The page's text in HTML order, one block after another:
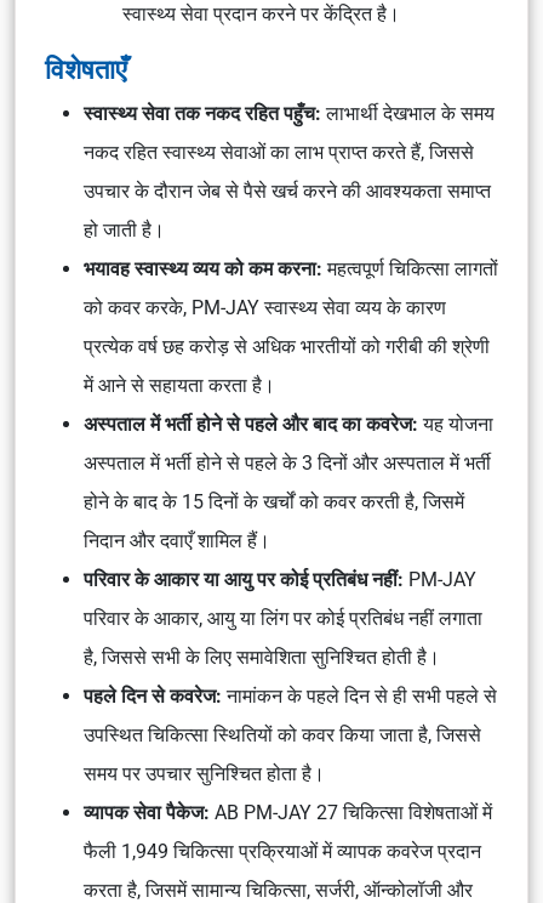
स्वास्थ्य सेवा प्रदान करने पर केंद्रित है।
विशेषताएँ
स्वास्थ्य सेवा तक नकद रहित पहुँच:लाभार्थी देखभाल के समय
नकद रहित स्वास्थ्य सेवाओं का लाभ प्राप्त करते हैं, जिससे
उपचार के दौरान जेब से पैसे खर्च करने की आवश्यकता समाप्त
हो जाती है।
भयावह स्वास्थ्य व्यय को कम करना:महत्वपूर्ण चिकित्सा लागतों
को कवर करके, PM-JAY स्वास्थ्य सेवा व्यय के कारण
प्रत्येक वर्ष छह करोड़ से अधिक भारतीयों को गरीबी की श्रेणी
में आने से सहायता करता है।
अस्पताल में भर्ती होने से पहले और बाद का कवरेज:यह योजना
अस्पताल में भर्ती होने से पहले के 3 दिनों और अस्पताल में भर्ती
होने के बाद के 15 दिनों के खर्चों को कवर करती है, जिसमें
निदान और दवाएँ शामिल हैं।
परिवार के आकार या आयु पर कोई प्रतिबंध नहीं: PM-JAY
परिवार के आकार, आयु या लिंग पर कोई प्रतिबंध नहीं लगाता
है, जिससे सभी के लिए समावेशिता सुनिश्चित होती है।
पहले दिन से कवरेज: नामांकन के पहले दिन से ही सभी पहले से
उपस्थित चिकित्सा स्थितियों को कवर किया जाता है, जिससे
समय पर उपचार सुनिश्चित होता है।
व्यापक सेवा पैकेज: AB PM-JAY 27 चिकित्सा विशेषताओं में
फैली 1,949 चिकित्सा प्रक्रियाओं में व्यापक कवरेज प्रदान
करता है, जिसमें सामान्य चिकित्सा, सर्जरी, ऑन्कोलॉजी और